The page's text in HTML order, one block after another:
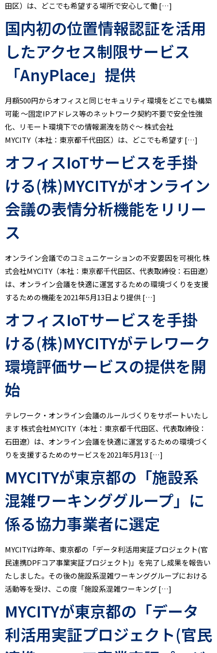
田区）は、どこでも希望する場所で安心して働 […]
国内初の位置情報認証を活用
したアクセス制限サービス
「AnyPlace」提供
月額500円からオフィスと同じセキュリティ環境をどこでも構築
可能 ～固定IPアドレス等のネットワーク契約不要で安全性強
化、リモート環境下での情報漏洩を防ぐ～ 株式会社
MYCITY（本社：東京都千代田区）は、どこでも希望す […]
オフィスIoTサービスを手掛
ける(株)MYCITYがオンライン
会議の表情分析機能をリリー
ス
オンライン会議でのコミュニケーションの不安要因を可視化 株
式会社MYCITY（本社：東京都千代田区、代表取締役：石田遼）
は、オンライン会議を快適に運営するための環境づくりを支援
するための機能を2021年5月13日より提供 […]
オフィスIoTサービスを手掛
ける(株)MYCITYがテレワーク
環境評価サービスの提供を開
始
テレワーク・オンライン会議のルールづくりをサポートいたし
ます 株式会社MYCITY（本社：東京都千代田区、代表取締役：
石田遼）は、オンライン会議を快適に運営するための環境づく
りを支援するためのサービスを2021年5月13 […]
MYCITYが東京都の「施設系
混雑ワーキンググループ」に
係る協力事業者に選定
MYCITYは昨年、東京都の「データ利活用実証プロジェクト(官
民連携DPFコア事業実証プロジェクト)」を完了し成果を報告い
たしました。その後の施設系混雑ワーキンググループにおける
活動等を受け、この度「施設系混雑ワーキング […]
MYCITYが東京都の「データ
利活用実証プロジェクト(官民